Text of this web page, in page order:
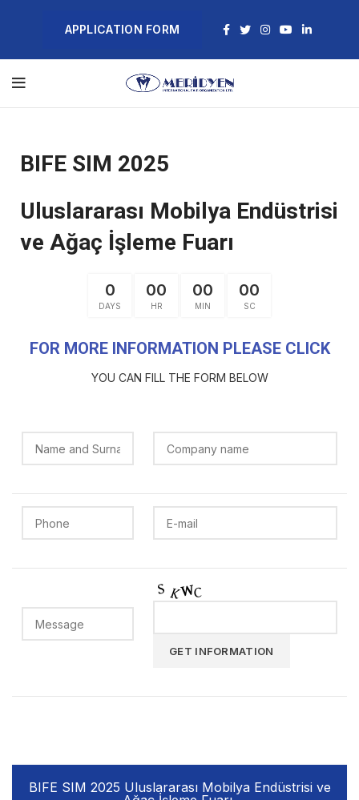
APPLICATION FORM
BIFE SIM 2025
Uluslararası Mobilya Endüstrisi
ve Ağaç İşleme Fuarı
0
DAYS
00
HR
00
MIN
00
SC
FOR MORE INFORMATION PLEASE CLICK
YOU CAN FILL THE FORM BELOW
BIFE SIM 2025 Uluslararası Mobilya Endüstrisi ve